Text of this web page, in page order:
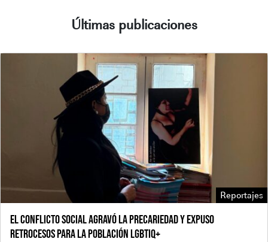
Últimas publicaciones
Reportajes
El conflicto social agravó la precariedad y expuso
retrocesos para la población LGBTIQ+